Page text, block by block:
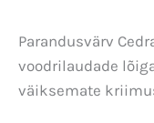
Parandusvärv
voodrilaudade
väiksemate